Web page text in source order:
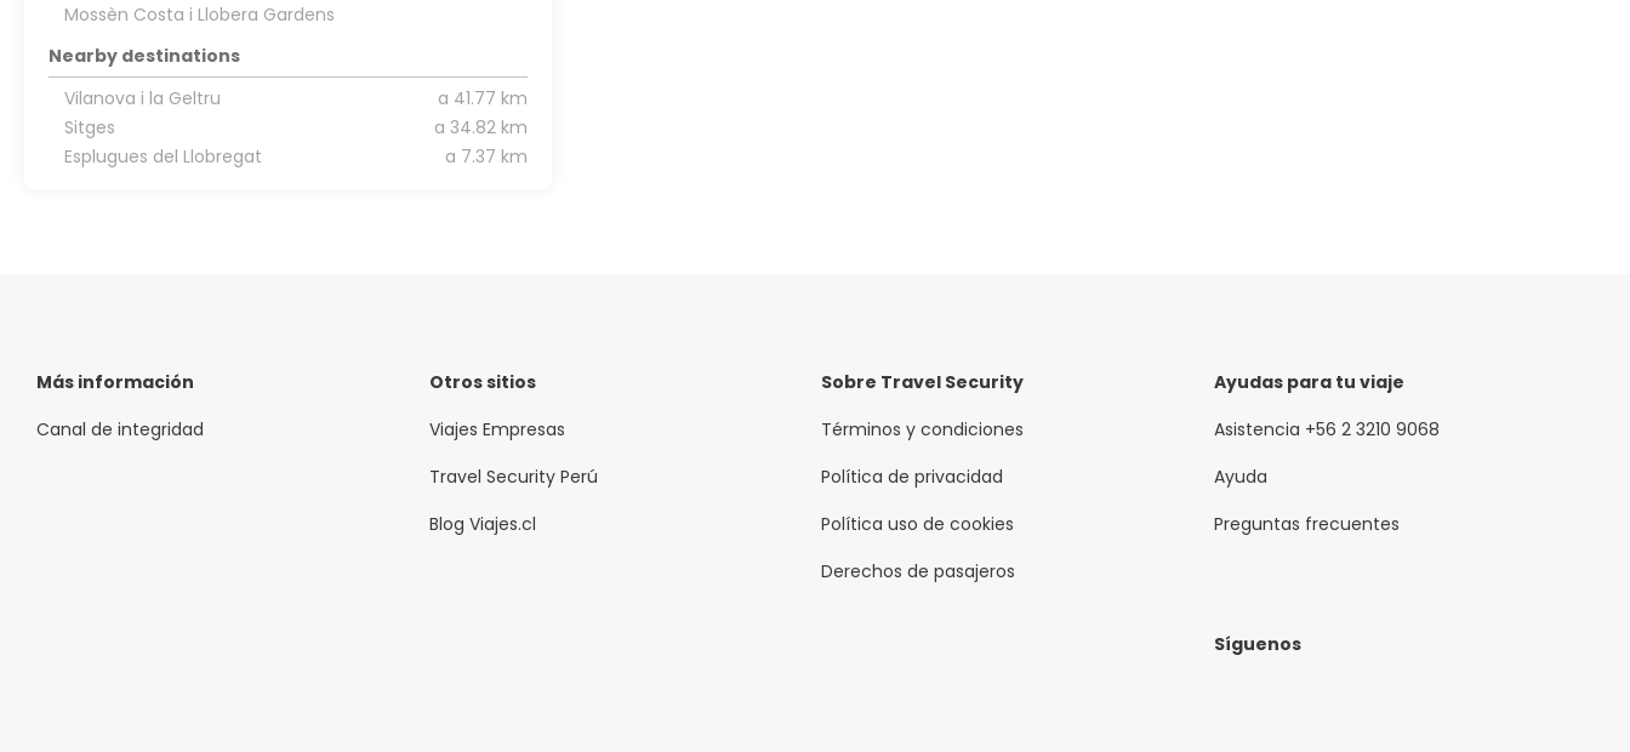
Mossèn Costa i Llobera Gardens
Nearby destinations
Vilanova i la Geltru
a 41.77 km
Sitges
a 34.82 km
Esplugues del Llobregat
a 7.37 km
Más información
Canal de integridad
Otros sitios
Viajes Empresas
Travel Security Perú
Blog Viajes.cl
Sobre Travel Security
Términos y condiciones
Política de privacidad
Política uso de cookies
Derechos de pasajeros
Ayudas para tu viaje
Asistencia +56 2 3210 9068
Ayuda
Preguntas frecuentes
Síguenos